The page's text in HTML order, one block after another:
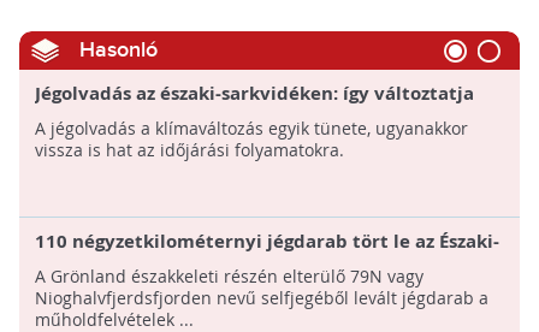
Hasonló
Jégolvadás az északi-sarkvidéken: így változtatja
meg a globális éghajlatot
A jégolvadás a klímaváltozás egyik tünete, ugyanakkor
vissza is hat az időjárási folyamatokra.
110 négyzetkilométernyi jégdarab tört le az Északi-
sark legnagyobb selfjegéből!
A Grönland északkeleti részén elterülő 79N vagy
Nioghalvfjerdsfjorden nevű selfjegéből levált jégdarab a
műholdfelvételek ...